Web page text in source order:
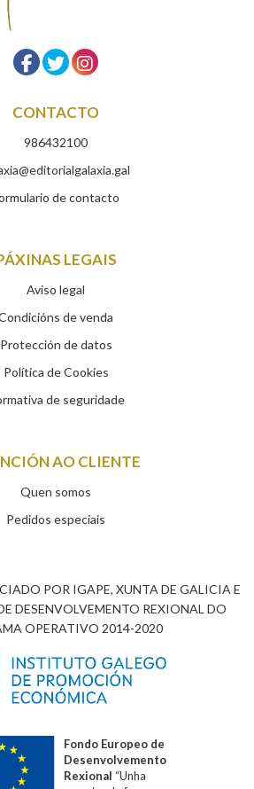
CONTACTO
986432100
de contacto
LEGAIS
Aviso legal
de venda
Protección de datos
Política de Cookies
de seguridade
AO CLIENTE
Quen somos
Pedidos especiais
POR IGAPE, XUNTA DE GALICIA E
DESENVOLVEMENTO REXIONAL DO
OPERATIVO 2014-2020
Fondo Europeo de
Desenvolvemento
Rexional “Unha